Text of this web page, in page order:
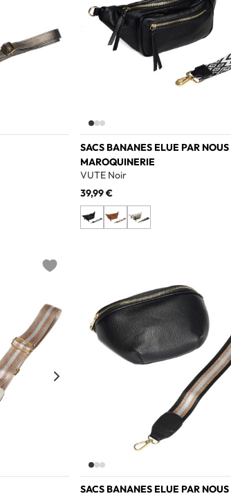
SACS BANANES ELUE PAR NOUS
MAROQUINERIE
VUTE Noir
39,99 €
SACS BANANES ELUE PAR NOUS